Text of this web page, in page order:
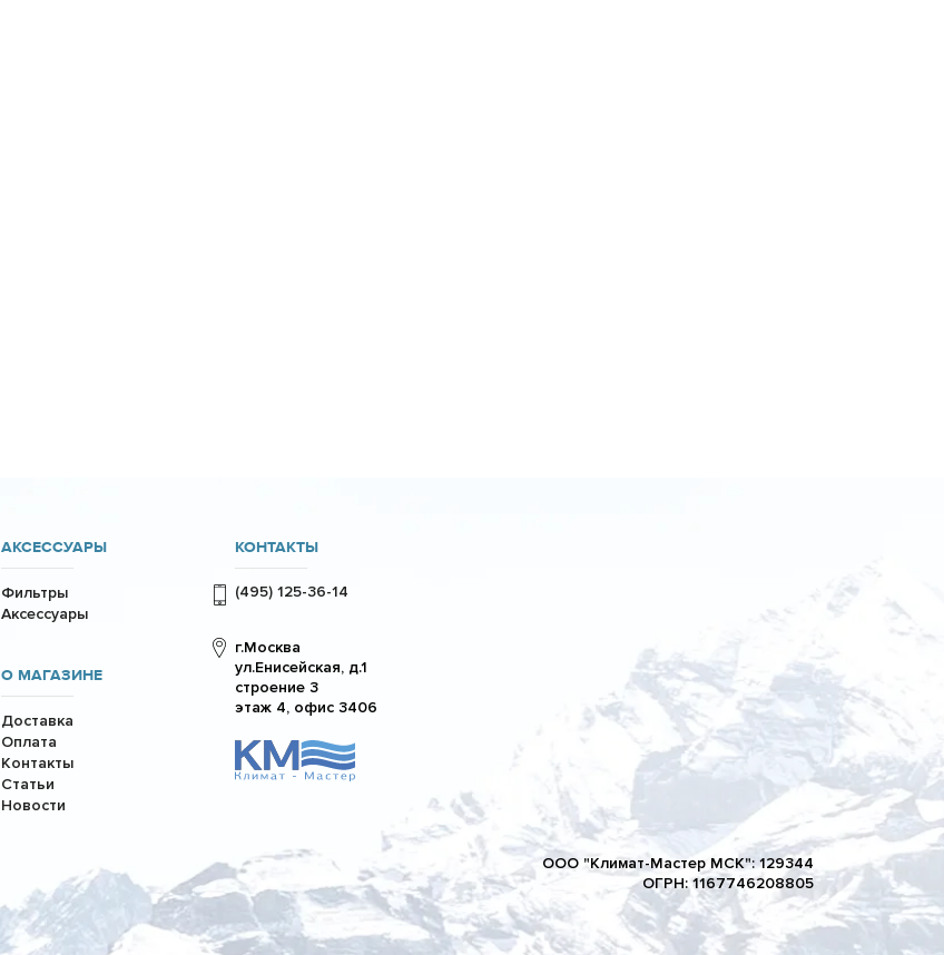
АКСЕССУАРЫ
Фильтры
Аксессуары
О МАГАЗИНЕ
Доставка
Оплата
Контакты
Статьи
Новости
КОНТАКТЫ
(495) 125-36-14
г.Москва
ул.Енисейская, д.1
строение 3
этаж 4, офис 3406
ООО "Климат-Мастер МСК": 129344
ОГРН: 1167746208805